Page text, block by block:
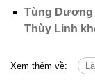
Tùng Dương
Thùy Linh
Xem thêm về: